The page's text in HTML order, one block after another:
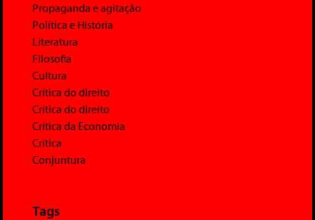
Propaganda e agitação
Política e História
Literatura
Filosofia
Cultura
Crítica do direito
Crítica do direito
Crítica da Economia
Crítica
Conjuntura
Tags